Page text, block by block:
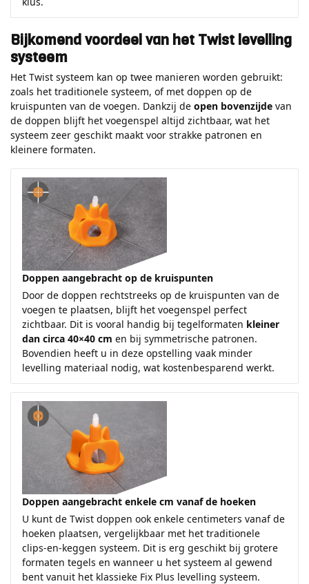
Bijkomend voordeel van het Twist levelling
systeem
Het Twist systeem kan op twee manieren worden gebruikt:
zoals het traditionele systeem, of met doppen op de
kruispunten van de voegen. Dankzij de open bovenzijde van
de doppen blijft het voegenspel altijd zichtbaar, wat het
systeem zeer geschikt maakt voor strakke patronen en
kleinere formaten.
Doppen aangebracht op de kruispunten
Door de doppen rechtstreeks op de kruispunten van de
voegen te plaatsen, blijft het voegenspel perfect
zichtbaar. Dit is vooral handig bij tegelformaten kleiner
dan circa 40×40 cm en bij symmetrische patronen.
Bovendien heeft u in deze opstelling vaak minder
levelling materiaal nodig, wat kostenbesparend werkt.
Doppen aangebracht enkele cm vanaf de hoeken
U kunt de Twist doppen ook enkele centimeters vanaf de
hoeken plaatsen, vergelijkbaar met het traditionele
clips-en-keggen systeem. Dit is erg geschikt bij grotere
formaten tegels en wanneer u het systeem al gewend
bent vanuit het klassieke Fix Plus levelling systeem.